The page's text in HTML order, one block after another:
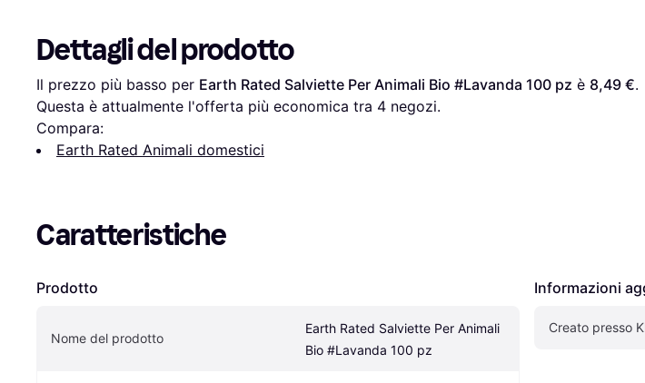
Dettagli del prodotto
Il prezzo più basso per Earth Rated Salviette Per Animali Bio #Lavanda 100 pz è 8,49 €.
Questa è attualmente l'offerta più economica tra 4 negozi.
Compara:
Earth Rated Animali domestici
Caratteristiche
Prodotto
Nome del prodotto
Earth Rated Salviette Per Animali
Bio #Lavanda 100 pz
Informazioni
Creato presso